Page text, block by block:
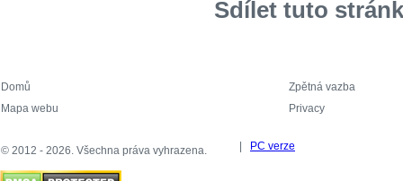
Sdílet tuto
Domů
Mapa webu
Zpětná vazba
Privacy
© 2012 - 2026. Všechna práva vyhrazena. PC verze